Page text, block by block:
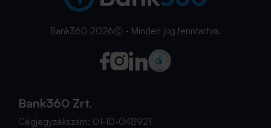
Bank360 2026Ⓒ - Minden jog fenntartva.
Bank360 Zrt.
Cégjegyzékszám: 01-10-048921